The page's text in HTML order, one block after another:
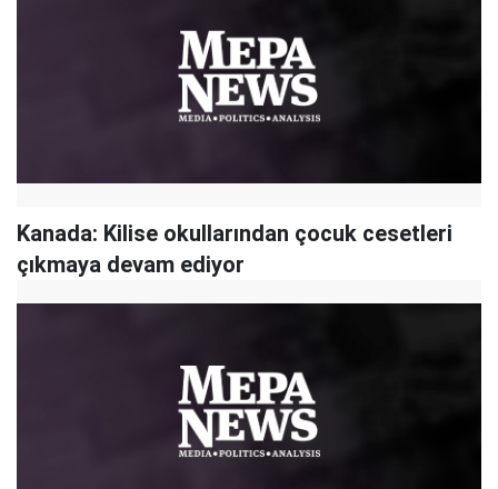
Kanada: Kilise okullarından çocuk cesetleri
çıkmaya devam ediyor